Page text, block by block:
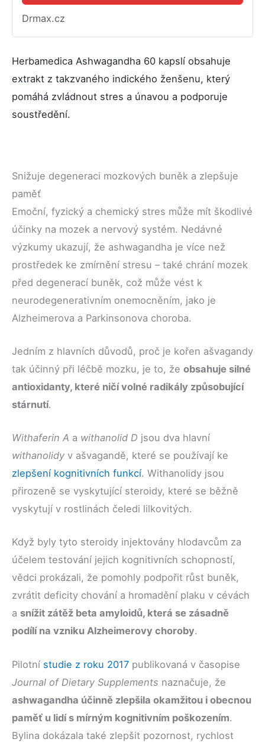
Drmax.cz
Herbamedica Ashwagandha 60 kapslí obsahuje
extrakt z takzvaného indického ženšenu, který
pomáhá zvládnout stres a únavou a podporuje
soustředění.
Snižuje degeneraci mozkových buněk a zlepšuje
paměť
Emoční, fyzický a chemický stres může mít škodlivé
účinky na mozek a nervový systém. Nedávné
výzkumy ukazují, že ashwagandha je více než
prostředek ke zmírnění stresu – také chrání mozek
před degenerací buněk, což může vést k
neurodegenerativním onemocněním, jako je
Alzheimerova a Parkinsonova choroba.
Jedním z hlavních důvodů, proč je kořen ašvagandy
tak účinný při léčbě mozku, je to, že obsahuje silné
antioxidanty, které ničí volné radikály způsobující
stárnutí.
Withaferin A a withanolid D jsou dva hlavní
withanolidy v ašvagandě, které se používají ke
zlepšení kognitivních funkcí. Withanolidy jsou
přirozeně se vyskytující steroidy, které se běžně
vyskytují v rostlinách čeledi lilkovitých.
Když byly tyto steroidy injektovány hlodavcům za
účelem testování jejich kognitivních schopností,
vědci prokázali, že pomohly podpořit růst buněk,
zvrátit deficity chování a hromadění plaku v cévách
a snížit zátěž beta amyloidů, která se zásadně
podílí na vzniku Alzheimerovy choroby.
Pilotní studie z roku 2017 publikovaná v časopise
Journal of Dietary Supplements naznačuje, že
ashwagandha účinně zlepšila okamžitou i obecnou
paměť u lidí s mírným kognitivním poškozením.
Bylina dokázala také zlepšit pozornost, rychlost